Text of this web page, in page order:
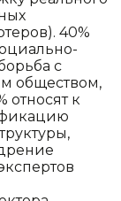
40%
с
обществом,
относят к